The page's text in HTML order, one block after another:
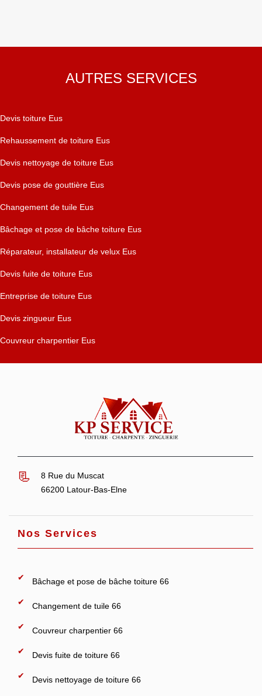
AUTRES SERVICES
Devis toiture Eus
Rehaussement de toiture Eus
Devis nettoyage de toiture Eus
Devis pose de gouttière Eus
Changement de tuile Eus
Bâchage et pose de bâche toiture Eus
Réparateur, installateur de velux Eus
Devis fuite de toiture Eus
Entreprise de toiture Eus
Devis zingueur Eus
Couvreur charpentier Eus
8 Rue du Muscat
66200 Latour-Bas-Elne
Nos Services
Bâchage et pose de bâche toiture 66
Changement de tuile 66
Couvreur charpentier 66
Devis fuite de toiture 66
Devis nettoyage de toiture 66